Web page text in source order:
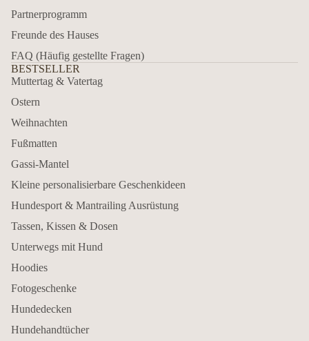
Partnerprogramm
Freunde des Hauses
FAQ (Häufig gestellte Fragen)
BESTSELLER
Muttertag & Vatertag
Ostern
Weihnachten
Fußmatten
Gassi-Mantel
Kleine personalisierbare Geschenkideen
Hundesport & Mantrailing Ausrüstung
Tassen, Kissen & Dosen
Unterwegs mit Hund
Hoodies
Fotogeschenke
Hundedecken
Hundehandtücher